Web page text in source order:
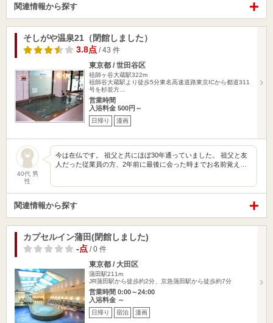
関連情報から探す
そしがや温泉21（閉館しました）
3.8点 / 43 件
東京都 / 世田谷区
祖師ヶ谷大蔵駅322m
祖師谷大蔵駅より徒歩5分東名高速道路東京ICから都道311
号を杉並方…
営業時間
入浴料金 500円～
日帰り 漫画
40代 男
性
今は在仏です。 祖父と共にほぼ30年通っていました。 祖父と友
人だった従業員の方、2年前に最後に会った時までお名前覚え…
関連情報から探す
カプセルイン蒲田(閉館しました)
-点 / 0 件
東京都 / 大田区
蒲田駅211m
JR蒲田駅から徒歩約2分、京急蒲田駅から徒歩約7分
営業時間 0:00～24:00
入浴料金 ～
日帰り 宿泊 漫画